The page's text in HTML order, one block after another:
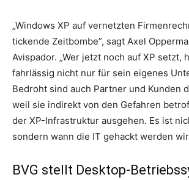
„Windows XP auf vernetzten
tickende Zeitbombe”, sagt Axel
Avispador. „Wer jetzt noch auf XP setzt,
fahrlässig nicht nur für sein eigenes
Bedroht sind auch Partner und Kunden
weil sie indirekt von den Gefahren
der XP-Infrastruktur ausgehen. Es ist
sondern wann die IT gehackt werden
BVG stellt Desktop-